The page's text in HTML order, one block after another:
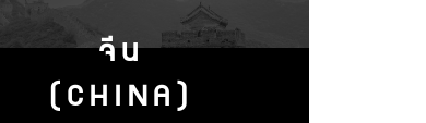
จีน
(CHINA)